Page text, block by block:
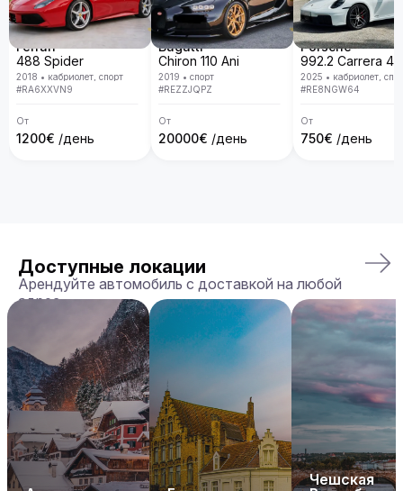
Ferrari
488 Spider
2018 • кабриолет, спорт
#RA6XXVN9
От
1200€ /день
Bugatti
Chiron 110 Ani
2019 • спорт
#REZZJQPZ
От
20000€ /день
Porsche
2025 • кабриолет,
#RE8NGW64
От
750€ /день
Доступные локации
Арендуйте автомобиль с доставкой на любой
адрес
Чешская